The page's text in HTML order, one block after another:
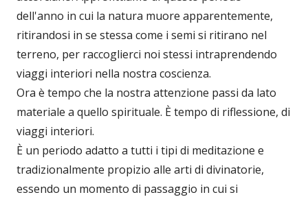
dell'anno in cui la natura muore apparentemente,
ritirandosi in se stessa come i semi si ritirano nel
terreno, per raccoglierci noi stessi intraprendendo
viaggi interiori nella nostra coscienza.
Ora è tempo che la nostra attenzione passi da lato
materiale a quello spirituale. È tempo di riflessione, di
viaggi interiori.
È un periodo adatto a tutti i tipi di meditazione e
tradizionalmente propizio alle arti di divinatorie,
essendo un momento di passaggio in cui si